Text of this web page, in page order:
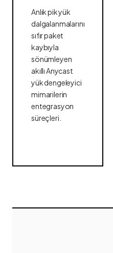
Anlık pik yük
dalgalanmalarını
sıfır paket
kaybıyla
sönümleyen
akıllı Anycast
yük dengeleyici
mimarilerin
entegrasyon
süreçleri.